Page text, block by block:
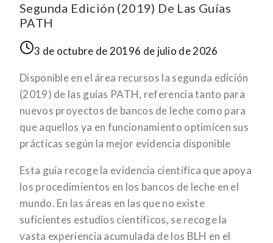
Segunda Edición (2019) De Las Guías
PATH
3 de octubre de 20196 de julio de 2026
Disponible en el área recursos la segunda edición
(2019) de las guías PATH, referencia tanto para
nuevos proyectos de bancos de leche como para
que aquellos ya en funcionamiento optimicen sus
prácticas según la mejor evidencia disponible
Esta guía recoge la evidencia científica que apoya
los procedimientos en los bancos de leche en el
mundo. En las áreas en las que no existe
suficientes estudios científicos, se recoge la
vasta experiencia acumulada de los BLH en el